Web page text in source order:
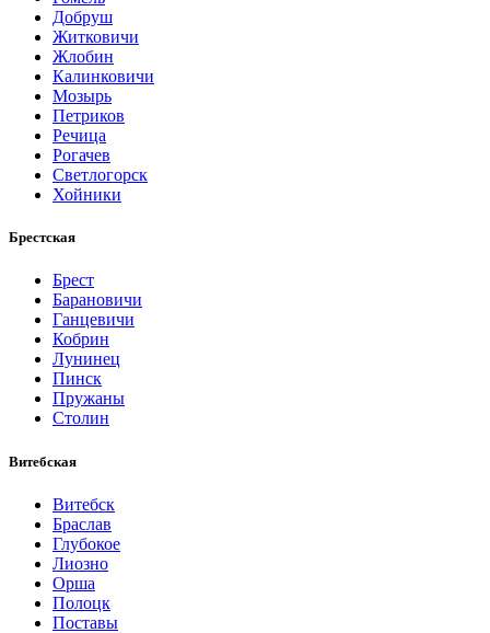
Добруш
Житковичи
Жлобин
Калинковичи
Мозырь
Петриков
Речица
Рогачев
Светлогорск
Хойники
Брестская
Брест
Барановичи
Ганцевичи
Кобрин
Лунинец
Пинск
Пружаны
Столин
Витебская
Витебск
Браслав
Глубокое
Лиозно
Орша
Полоцк
Поставы